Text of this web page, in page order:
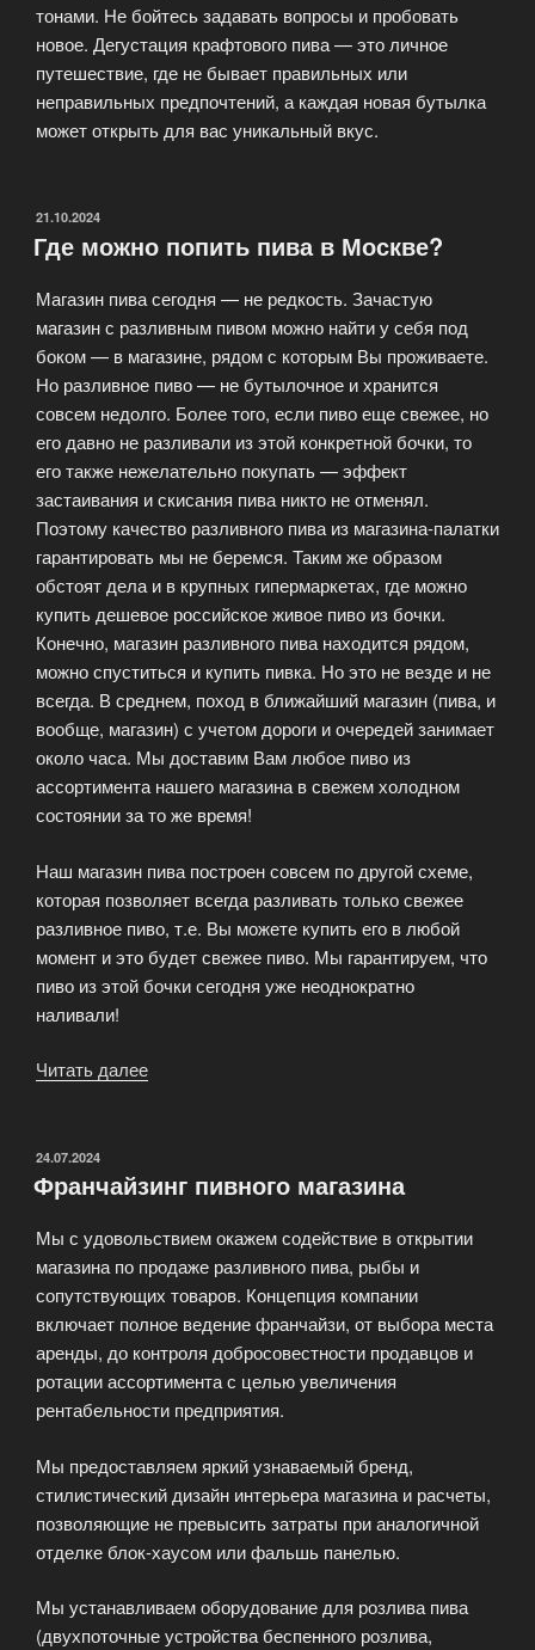
тонами. Не бойтесь задавать вопросы и пробовать
новое. Дегустация крафтового пива — это личное
путешествие, где не бывает правильных или
неправильных предпочтений, а каждая новая бутылка
может открыть для вас уникальный вкус.
ОПУБЛИКОВАНО
21.10.2024
Где можно попить пива в Москве?
Магазин пива сегодня — не редкость. Зачастую
магазин с разливным пивом можно найти у себя под
боком — в магазине, рядом с которым Вы проживаете.
Но разливное пиво — не бутылочное и хранится
совсем недолго. Более того, если пиво еще свежее, но
его давно не разливали из этой конкретной бочки, то
его также нежелательно покупать — эффект
застаивания и скисания пива никто не отменял.
Поэтому качество разливного пива из магазина-палатки
гарантировать мы не беремся. Таким же образом
обстоят дела и в крупных гипермаркетах, где можно
купить дешевое российское живое пиво из бочки.
Конечно, магазин разливного пива находится рядом,
можно спуститься и купить пивка. Но это не везде и не
всегда. В среднем, поход в ближайший магазин (пива, и
вообще, магазин) с учетом дороги и очередей занимает
около часа. Мы доставим Вам любое пиво из
ассортимента нашего магазина в свежем холодном
состоянии за то же время!
Наш магазин пива построен совсем по другой схеме,
которая позволяет всегда разливать только свежее
разливное пиво, т.е. Вы можете купить его в любой
момент и это будет свежее пиво. Мы гарантируем, что
пиво из этой бочки сегодня уже неоднократно
наливали!
Читать далее
в
ОПУБЛИКОВАНО
24.07.2024
Франчайзинг пивного магазина
Мы с удовольствием окажем содействие в открытии
магазина по продаже разливного пива, рыбы и
сопутствующих товаров. Концепция компании
включает полное ведение франчайзи, от выбора места
аренды, до контроля добросовестности продавцов и
ротации ассортимента с целью увеличения
рентабельности предприятия.
Мы предоставляем яркий узнаваемый бренд,
стилистический дизайн интерьера магазина и расчеты,
позволяющие не превысить затраты при аналогичной
отделке блок-хаусом или фальшь панелью.
Мы устанавливаем оборудование для розлива пива
(двухпоточные устройства беспенного розлива,